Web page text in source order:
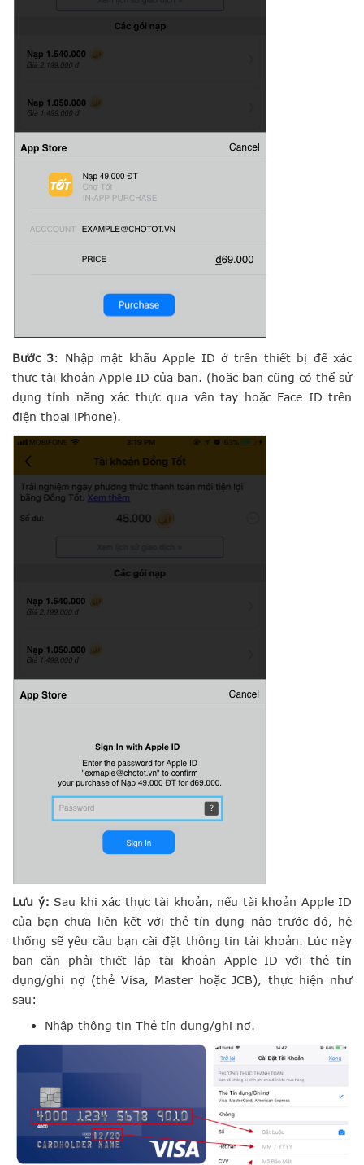
Bước 3: Nhập mật khẩu Apple ID ở trên thiết bị để xác
thực tài khoản Apple ID của bạn. (hoặc bạn cũng có thể sử
dụng tính năng xác thực qua vân tay hoặc Face ID trên
điện thoại iPhone).
Lưu ý: Sau khi xác thực tài khoản, nếu tài khoản Apple ID
của bạn chưa liên kết với thẻ tín dụng nào trước đó, hệ
thống sẽ yêu cầu bạn cài đặt thông tin tài khoản. Lúc này
bạn cần phải thiết lập tài khoản Apple ID với thẻ tín
dụng/ghi nợ (thẻ Visa, Master hoặc JCB), thực hiện như
sau:
Nhập thông tin Thẻ tín dụng/ghi nợ.